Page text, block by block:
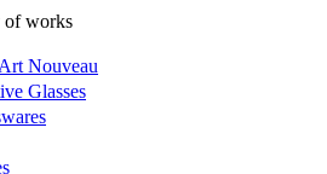
of works
Art Nouveau
Glasses